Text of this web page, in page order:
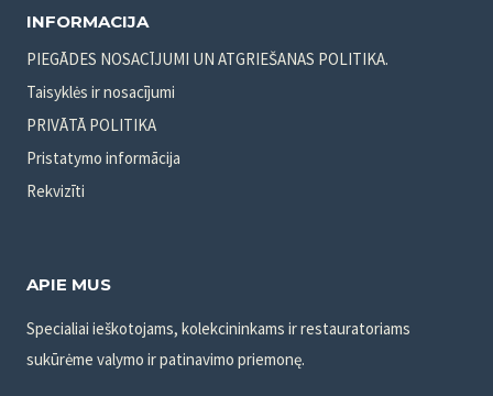
INFORMACIJA
PIEGĀDES NOSACĪJUMI UN ATGRIEŠANAS POLITIKA.
Taisyklės ir nosacījumi
PRIVĀTĀ POLITIKA
Pristatymo informācija
Rekvizīti
APIE MUS
Specialiai ieškotojams, kolekcininkams ir restauratoriams
sukūrėme valymo ir patinavimo priemonę.